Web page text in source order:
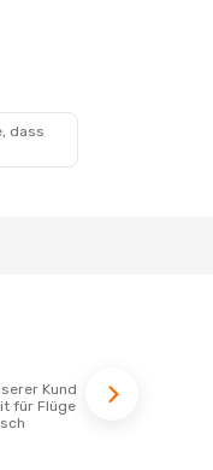
dass
für Flüge von